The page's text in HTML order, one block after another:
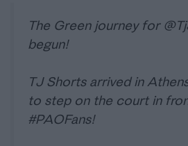
The Green journey for
begun!
TJ Shorts arrived in
to step on the court in
#PAOFans!